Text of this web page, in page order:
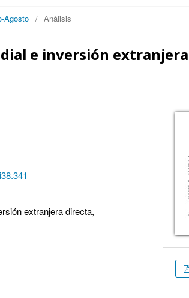
Agosto / Análisis
e inversión
extranjera directa,